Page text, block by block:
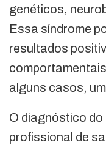
genéticos,
Essa síndrome
resultados
alguns casos,
O diagnóstico do
profissional de